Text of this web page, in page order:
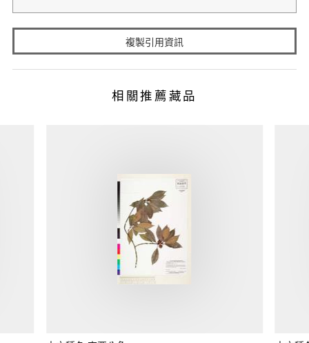
複製引用資訊
相關推薦藏品